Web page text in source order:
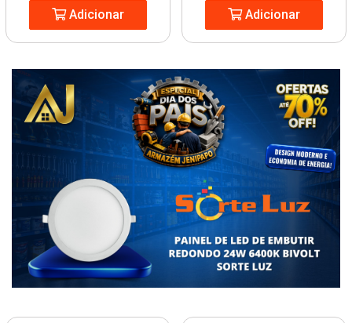
Adicionar Adicionar